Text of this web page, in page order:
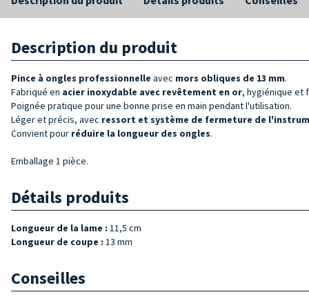
Description du produit
Pince à ongles professionnelle avec mors obliques de 13 mm.
Fabriqué en acier inoxydable avec revêtement en or, hygiénique et
Poignée pratique pour une bonne prise en main pendant l'utilisation.
Léger et précis, avec ressort et système de fermeture de l'
Convient pour réduire la longueur des ongles.
Emballage 1 pièce.
Détails produits
Longueur de la lame : 11,5 cm
Longueur de coupe : 13 mm
Conseilles